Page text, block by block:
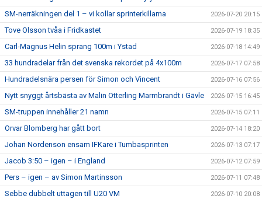
SM-nerräkningen del 1 – vi kollar sprinterkillarna 2026-07-20 20:15
Tove Olsson tvåa i Fridkastet 2026-07-19 18:35
Carl-Magnus Helin sprang 100m i Ystad 2026-07-18 14:49
33 hundradelar från det svenska rekordet på 4x100m 2026-07-17 07:58
Hundradelsnära persen för Simon och Vincent 2026-07-16 07:56
Nytt snyggt årtsbästa av Malin Otterling Marmbrandt i Gävle 2026-07-15 16:45
SM-truppen innehåller 21 namn 2026-07-15 07:11
Orvar Blomberg har gått bort 2026-07-14 18:20
Johan Nordenson ensam IFKare i Tumbasprinten 2026-07-13 07:17
Jacob 3:50 – igen – i England 2026-07-12 07:59
Pers – igen – av Simon Martinsson 2026-07-11 07:48
Sebbe dubbelt uttagen till U20 VM 2026-07-10 20:08